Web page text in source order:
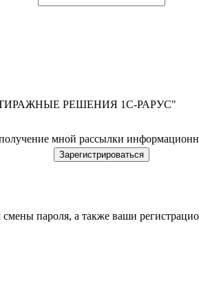
"ТИРАЖНЫЕ РЕШЕНИЯ 1С-РАРУС"
мной рассылки
смены пароля, а также ваши